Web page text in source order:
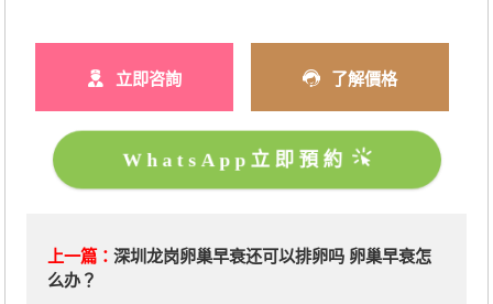
立即咨詢 了解價格
WhatsApp立即預約
上一篇： 深圳龙岗卵巢早衰还可以排卵吗 卵巢早衰怎
么办？